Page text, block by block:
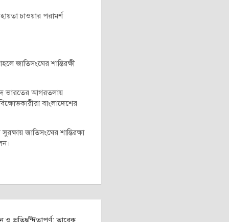
চাওয়ার পরামর্শ
জাতিসংঘের শান্তিরক্ষী
ভারতের আগরতলায়
বাংলাদেশের
জাতিসংঘের শান্তিরক্ষা